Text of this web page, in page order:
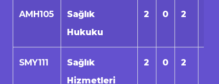
AMH105
Sağlık
Hukuku
2 0 2
SMY111
Sağlık
Hizmetleri
2 0 2